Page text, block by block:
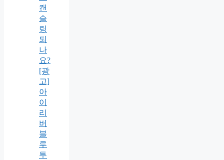
캔
슬
링
되
나
요?
[광
고]
아
이
리
버
블
루
투